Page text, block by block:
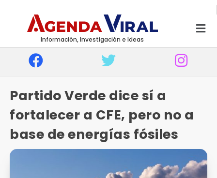
Información, Investigación e Ideas
Partido Verde dice sí a
fortalecer a CFE, pero no a
base de energías fósiles